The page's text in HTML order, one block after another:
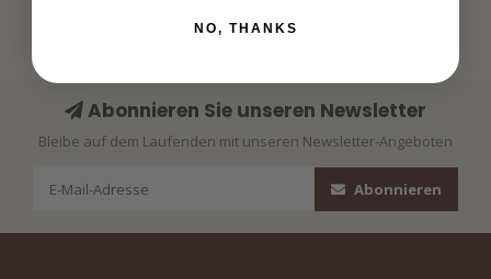
Abonnieren Sie unseren Newsletter
Bleibe auf dem Laufenden mit unseren Newsletter-Angeboten
Abonnieren
NO, THANKS